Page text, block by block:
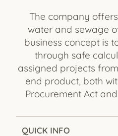
The company
water and sewage
business concept is
through safe
assigned projects
end product, both
Procurement Act
QUICK INFO